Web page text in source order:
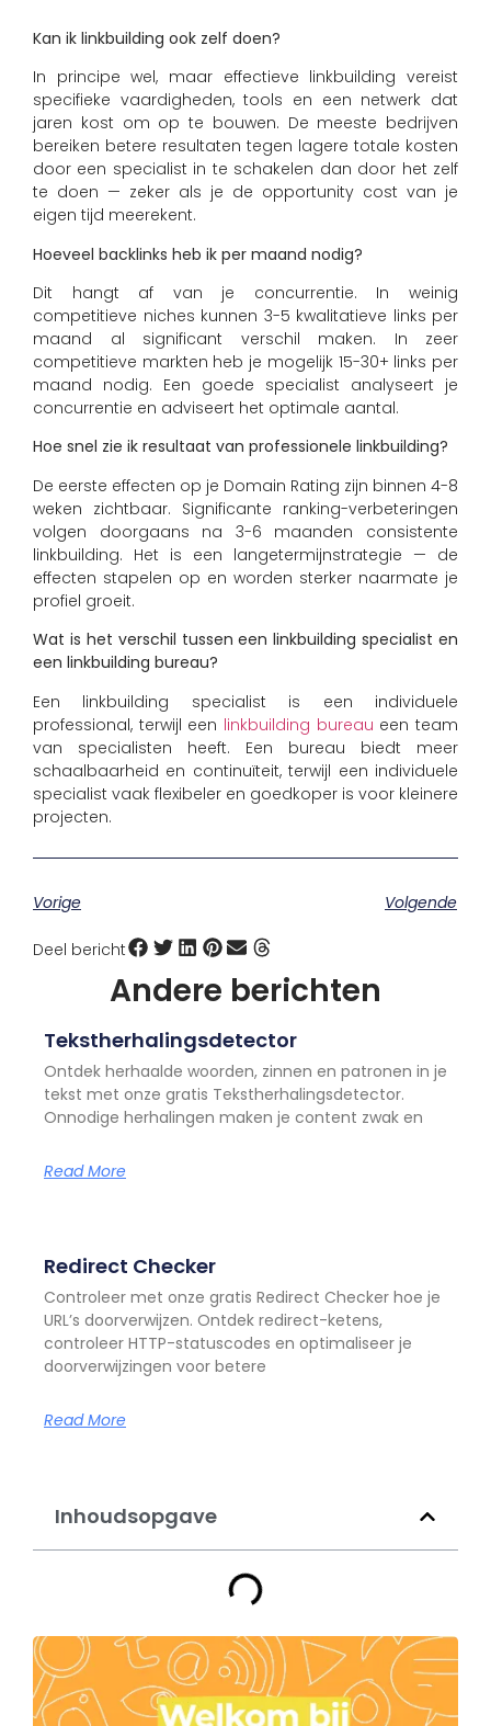
Kan ik linkbuilding ook zelf doen?
In principe wel, maar effectieve linkbuilding vereist
specifieke vaardigheden, tools en een netwerk dat
jaren kost om op te bouwen. De meeste bedrijven
bereiken betere resultaten tegen lagere totale kosten
door een specialist in te schakelen dan door het zelf
te doen — zeker als je de opportunity cost van je
eigen tijd meerekent.
Hoeveel backlinks heb ik per maand nodig?
Dit hangt af van je concurrentie. In weinig
competitieve niches kunnen 3-5 kwalitatieve links per
maand al significant verschil maken. In zeer
competitieve markten heb je mogelijk 15-30+ links per
maand nodig. Een goede specialist analyseert je
concurrentie en adviseert het optimale aantal.
Hoe snel zie ik resultaat van professionele linkbuilding?
De eerste effecten op je Domain Rating zijn binnen 4-8
weken zichtbaar. Significante ranking-verbeteringen
volgen doorgaans na 3-6 maanden consistente
linkbuilding. Het is een langetermijnstrategie — de
effecten stapelen op en worden sterker naarmate je
profiel groeit.
Wat is het verschil tussen een linkbuilding specialist en
een linkbuilding bureau?
Een linkbuilding specialist is een individuele
professional, terwijl een linkbuilding bureau een team
van specialisten heeft. Een bureau biedt meer
schaalbaarheid en continuïteit, terwijl een individuele
specialist vaak flexibeler en goedkoper is voor kleinere
projecten.
Vorige Volgende
Deel bericht
Andere berichten
Tekstherhalingsdetector
Ontdek herhaalde woorden, zinnen en patronen in je
tekst met onze gratis Tekstherhalingsdetector.
Onnodige herhalingen maken je content zwak en
Read More
Redirect Checker
Controleer met onze gratis Redirect Checker hoe je
URL’s doorverwijzen. Ontdek redirect-ketens,
controleer HTTP-statuscodes en optimaliseer je
doorverwijzingen voor betere
Read More
Inhoudsopgave